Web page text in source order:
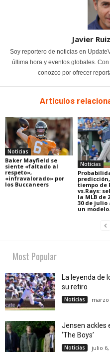
Javier
Soy reportero de noticias en
última hora y eventos globales.
conozco por ofrecer
Artículos
Noticias
Baker Mayfield se
siente «faltado al
respeto»,
«infravalorado» por
los Buccaneers
Noticias
tiempo de
vs.Rays:
la MLB de
30 de
un
Most Popular
La leyenda de
su retiro
Noticias marzo
Jensen ackles
‘The Boys’
Noticias julio 6,